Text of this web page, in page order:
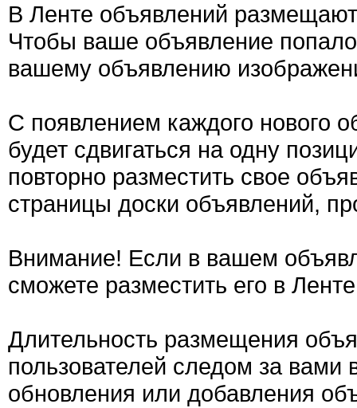
В Ленте объявлений
Чтобы ваше объявление
вашему объявлению
С появлением каждого нового
будет сдвигаться на одну
повторно разместить свое
страницы доски объявлений,
Внимание! Если в вашем
сможете разместить его в
Длительность размещения
пользователей следом за вами
обновления или добавления